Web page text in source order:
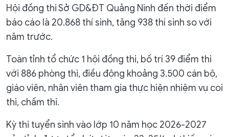
Hội đồng thi Sở GD&ĐT Quảng Ninh đến thời điểm
báo cáo là 20.868 thí sinh, tăng 938 thí sinh so với
năm trước.
Toàn tỉnh tổ chức 1 hội đồng thi, bố trí 39 điểm thi
với 886 phòng thi, điều động khoảng 3.500 cán bộ,
giáo viên, nhân viên tham gia thực hiện nhiệm vụ coi
thi, chấm thi.
Kỳ thi tuyển sinh vào lớp 10 năm học 2026-2027